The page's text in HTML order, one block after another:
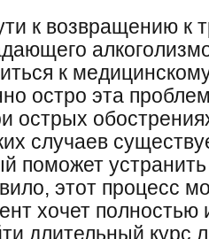
к возвращению к
к
остро эта
острых
случаев
поможет
этот процесс
хочет полностью
длительный курс